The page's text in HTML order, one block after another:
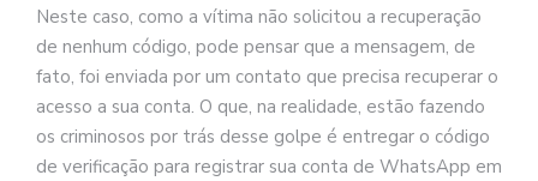
Neste caso, como a vítima não solicitou a recuperação
de nenhum código, pode pensar que a mensagem, de
fato, foi enviada por um contato que precisa recuperar o
acesso a sua conta. O que, na realidade, estão fazendo
os criminosos por trás desse golpe é entregar o código
de verificação para registrar sua conta de WhatsApp em